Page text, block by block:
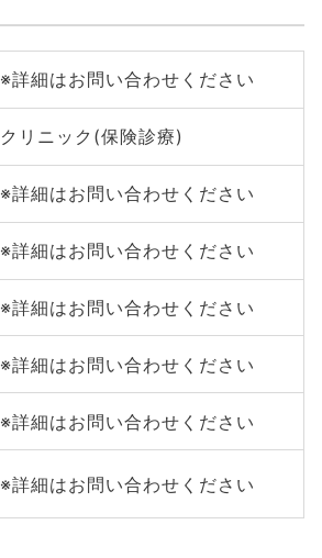
※詳細はお問い合わせください
クリニック(保険診療)
※詳細はお問い合わせください
※詳細はお問い合わせください
※詳細はお問い合わせください
※詳細はお問い合わせください
※詳細はお問い合わせください
※詳細はお問い合わせください